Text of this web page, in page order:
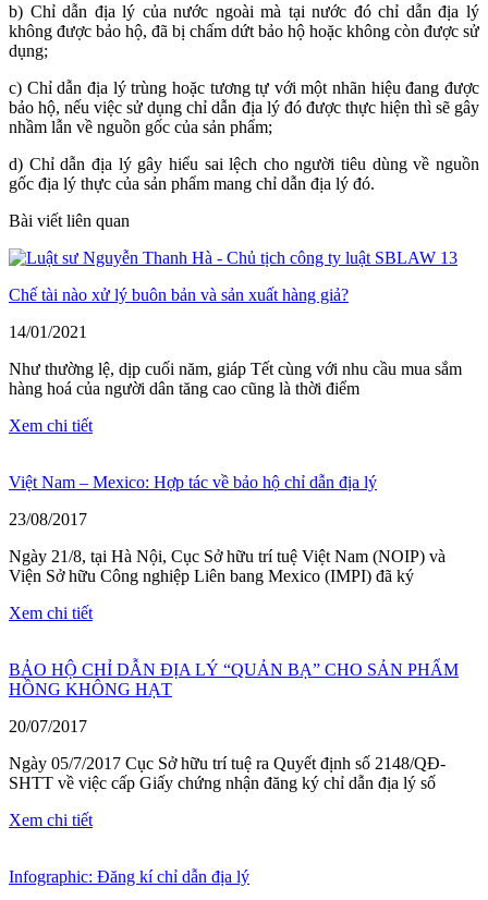
b) Chỉ dẫn địa lý của nước ngoài mà tại nước đó chỉ dẫn địa lý
không được bảo hộ, đã bị chấm dứt bảo hộ hoặc không còn được sử
dụng;
c) Chỉ dẫn địa lý trùng hoặc tương tự với một nhãn hiệu đang được
bảo hộ, nếu việc sử dụng chỉ dẫn địa lý đó được thực hiện thì sẽ gây
nhầm lẫn về nguồn gốc của sản phẩm;
d) Chỉ dẫn địa lý gây hiểu sai lệch cho người tiêu dùng về nguồn
gốc địa lý thực của sản phẩm mang chỉ dẫn địa lý đó.
Bài viết liên quan
Chế tài nào xử lý buôn bản và sản xuất hàng giả?
14/01/2021
Như thường lệ, dịp cuối năm, giáp Tết cùng với nhu cầu mua sắm
hàng hoá của người dân tăng cao cũng là thời điểm
Xem chi tiết
Việt Nam – Mexico: Hợp tác về bảo hộ chỉ dẫn địa lý
23/08/2017
Ngày 21/8, tại Hà Nội, Cục Sở hữu trí tuệ Việt Nam (NOIP) và
Viện Sở hữu Công nghiệp Liên bang Mexico (IMPI) đã ký
Xem chi tiết
BẢO HỘ CHỈ DẪN ĐỊA LÝ “QUẢN BẠ” CHO SẢN PHẨM
HỒNG KHÔNG HẠT
20/07/2017
Ngày 05/7/2017 Cục Sở hữu trí tuệ ra Quyết định số 2148/QĐ-
SHTT về việc cấp Giấy chứng nhận đăng ký chỉ dẫn địa lý số
Xem chi tiết
Infographic: Đăng kí chỉ dẫn địa lý